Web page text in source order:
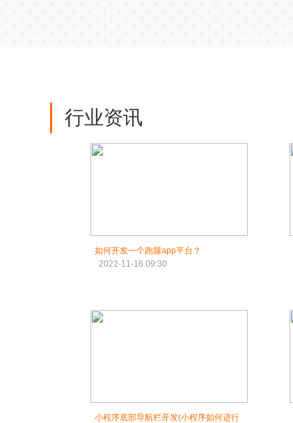
行业资讯
如何开发一个跑腿app平台？
2022-11-16 09:30
小程序底部导航栏开发(小程序如何进行